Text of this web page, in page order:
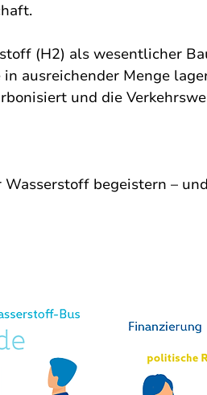
(H2) als wesentlicher
ausreichender Menge
und die
begeistern –